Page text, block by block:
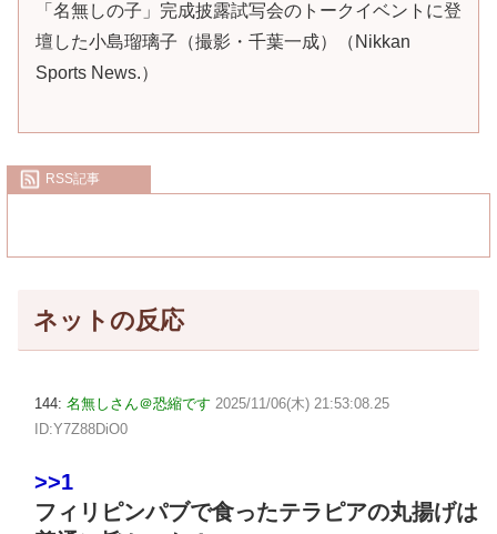
「名無しの子」完成披露試写会のトークイベントに登
壇した小島瑠璃子（撮影・千葉一成）（Nikkan
Sports News.）
RSS記事
ネットの反応
144: 名無しさん＠恐縮です 2025/11/06(木) 21:53:08.25
ID:Y7Z88DiO0
>>1
フィリピンパブで食ったテラピアの丸揚げは